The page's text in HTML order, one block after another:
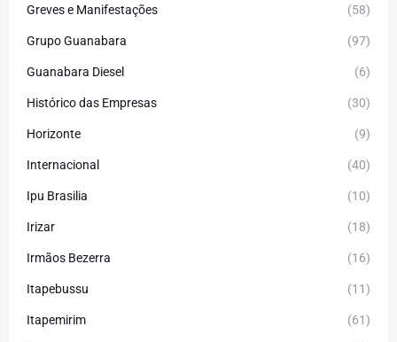
Greves e Manifestações (58)
Grupo Guanabara (97)
Guanabara Diesel (6)
Histórico das Empresas (30)
Horizonte (9)
Internacional (40)
Ipu Brasilia (10)
Irizar (18)
Irmãos Bezerra (16)
Itapebussu (11)
Itapemirim (61)